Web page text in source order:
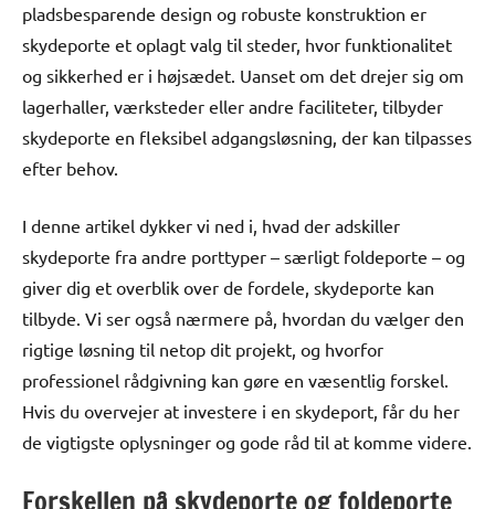
pladsbesparende design og robuste konstruktion er
skydeporte et oplagt valg til steder, hvor funktionalitet
og sikkerhed er i højsædet. Uanset om det drejer sig om
lagerhaller, værksteder eller andre faciliteter, tilbyder
skydeporte en fleksibel adgangsløsning, der kan tilpasses
efter behov.
I denne artikel dykker vi ned i, hvad der adskiller
skydeporte fra andre porttyper – særligt foldeporte – og
giver dig et overblik over de fordele, skydeporte kan
tilbyde. Vi ser også nærmere på, hvordan du vælger den
rigtige løsning til netop dit projekt, og hvorfor
professionel rådgivning kan gøre en væsentlig forskel.
Hvis du overvejer at investere i en skydeport, får du her
de vigtigste oplysninger og gode råd til at komme videre.
Forskellen på skydeporte og foldeporte